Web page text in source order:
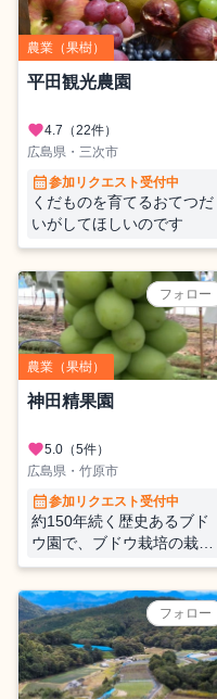
農業（果樹）
平田観光農園
favorite4.7 （22件）
広島県・三次市
calendar_month参加リクエスト受付中
くだものを育てるおてつだ
いがしてほしいのです
フォロー
農業（果樹）
神田精果園
favorite5.0 （5件）
広島県・竹原市
calendar_month参加リクエスト受付中
約150年続く歴史あるブド
ウ園で、ブドウ栽培の栽培
作業を通して農作業に汗を
流してみませんか。
フォロー